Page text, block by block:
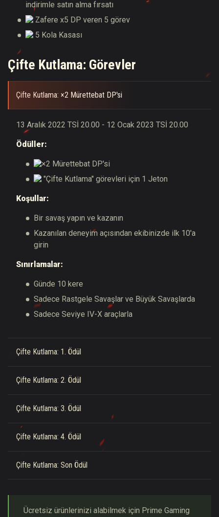
indirimle satın alma fırsatı
Zafere x5 DP veren 5 görev
5 Kola Kasası
Çifte Kutlama: Görevler
Çifte Kutlama: ×2 Mürettebat DP'si
13 Aralık 2022 TSİ 20.00 - 12 Ocak 2023 TSİ 20.00
Ödüller:
×2 Mürettebat DP'si
"Çifte Kutlama" görevleri için 1 Jeton
Koşullar:
Bir savaş yapın ve kazanın
Kazanılan deneyim açısından ekibinizde ilk 10'a
girin
Sınırlamalar:
Günde 10 kere
Sadece Rastgele Savaşlar ve Büyük Savaşlarda
Sadece Seviye IV-X araçlarla
Çifte Kutlama: 1. Ödül
Çifte Kutlama: 2. Ödül
Çifte Kutlama: 3. Ödül
Çifte Kutlama: 4. Ödül
Çifte Kutlama: Son Ödül
Ücretsiz ürünlerinizi alabilmek için Prime Gaming